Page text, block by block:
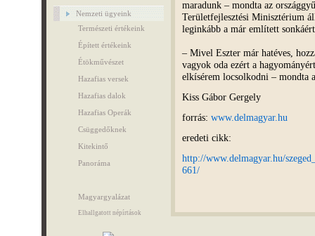
Nemzeti ügyeink
Természeti értékeink
Épített értékeink
Étökművészet
Hazafias versek
Hazafias dalok
Hazafias Operák
Csüggedőknek
Kitekintő
Panoráma
Magyargyalázat
Elhallgatott népírtások
maradunk – mondta az
Területfejlesztési Minisztérium
leginkább a már említett
– Mivel Eszter már hatéves,
vagyok oda ezért a
elkísérem locsolkodni – mondta
Kiss Gábor Gergely
forrás: www.delmagyar.hu
eredeti cikk:
http://www.delmagyar.hu/
661/